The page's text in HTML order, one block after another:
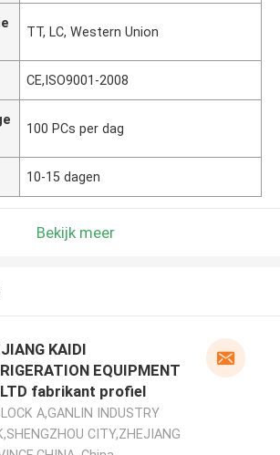
TT, LC, Western Union
CE,ISO9001-2008
100 PCs per dag
10-15 dagen
Bekijk meer
KAIDI
EQUIPMENT
fabrikant profiel
A,GANLIN INDUSTRY
CITY,ZHEJIANG